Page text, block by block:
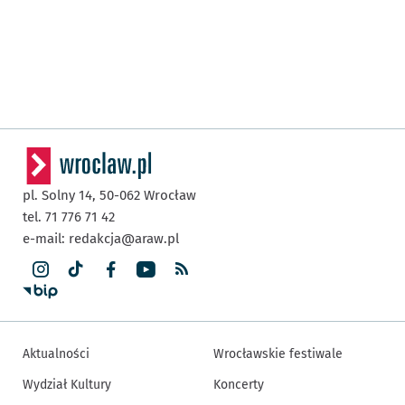
pl. Solny 14, 50-062 Wrocław
tel. 71 776 71 42
e-mail: redakcja@araw.pl
Aktualności
Wydział Kultury
Wrocławskie festiwale
Koncerty